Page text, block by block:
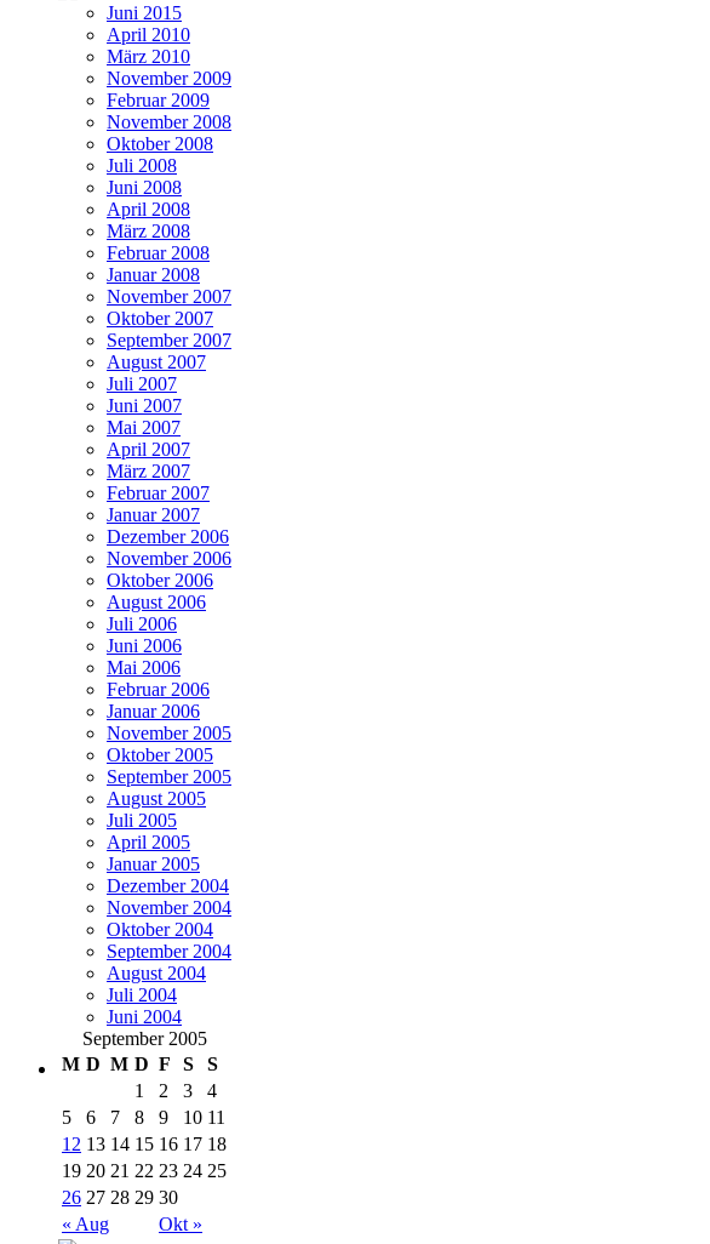
Juni 2015
April 2010
März 2010
November 2009
Februar 2009
November 2008
Oktober 2008
Juli 2008
Juni 2008
April 2008
März 2008
Februar 2008
Januar 2008
November 2007
Oktober 2007
September 2007
August 2007
Juli 2007
Juni 2007
Mai 2007
April 2007
März 2007
Februar 2007
Januar 2007
Dezember 2006
November 2006
Oktober 2006
August 2006
Juli 2006
Juni 2006
Mai 2006
Februar 2006
Januar 2006
November 2005
Oktober 2005
September 2005
August 2005
Juli 2005
April 2005
Januar 2005
Dezember 2004
November 2004
Oktober 2004
September 2004
August 2004
Juli 2004
Juni 2004
September 2005
M D M D F S S
« Aug Okt »
1 2 3
4
5
6 7 8 9 10 11
12 13 14 15 16 17 18
19 20 21 22 23 24 25
26 27 28 29 30